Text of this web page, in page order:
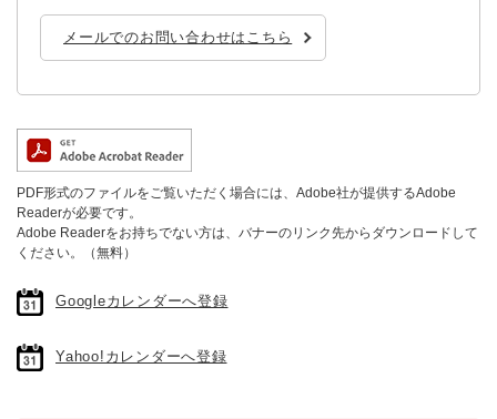
メールでのお問い合わせはこちら
PDF形式のファイルをご覧いただく場合には、Adobe社が提供するAdobe
Readerが必要です。
Adobe Readerをお持ちでない方は、バナーのリンク先からダウンロードして
ください。（無料）
Googleカレンダーへ登録
Yahoo!カレンダーへ登録